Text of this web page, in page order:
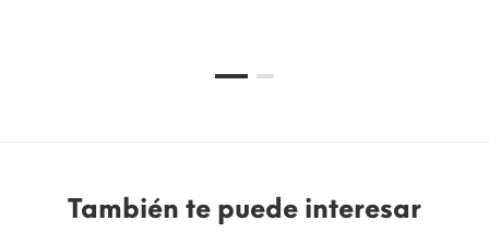
También te puede interesar